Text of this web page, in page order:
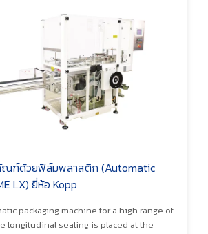
ณฑ์ด้วยฟิล์มพลาสติก (Automatic
LX) ยี่ห้อ Kopp
packaging machine for a high range of
longitudinal sealing is placed at the